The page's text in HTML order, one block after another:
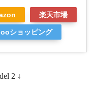
楽天市場
ショッピング
2 ↓